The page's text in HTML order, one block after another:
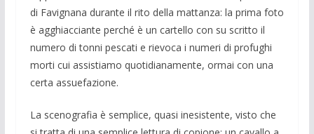
di Favignana durante il rito della mattanza: la prima foto
è agghiacciante perché è un cartello con su scritto il
numero di tonni pescati e rievoca i numeri di profughi
morti cui assistiamo quotidianamente, ormai con una
certa assuefazione.
La scenografia è semplice, quasi inesistente, visto che